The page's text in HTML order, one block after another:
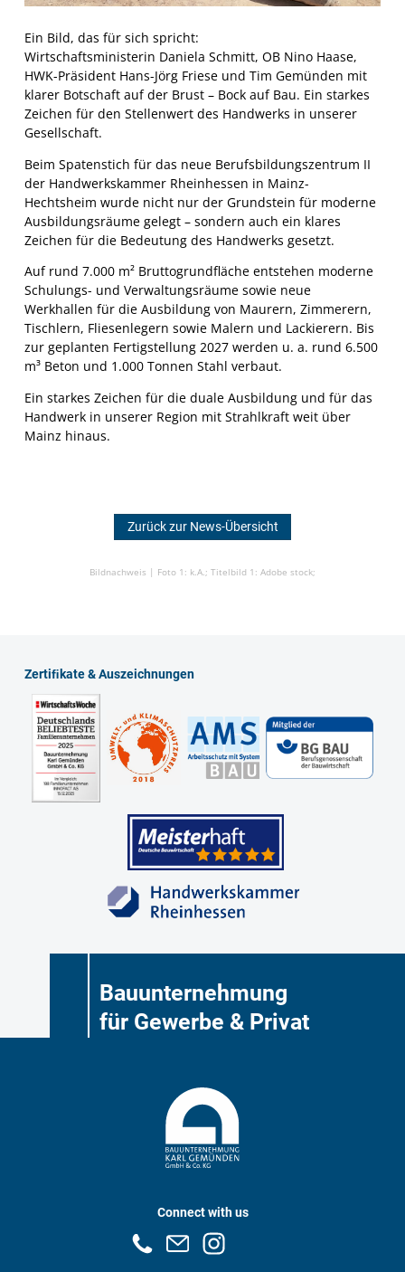
Ein Bild, das für sich spricht:
Wirtschaftsministerin Daniela Schmitt, OB Nino Haase,
HWK-Präsident Hans-Jörg Friese und Tim Gemünden mit
klarer Botschaft auf der Brust – Bock auf Bau. Ein starkes
Zeichen für den Stellenwert des Handwerks in unserer
Gesellschaft.
Beim Spatenstich für das neue Berufsbildungszentrum II
der Handwerkskammer Rheinhessen in Mainz-
Hechtsheim wurde nicht nur der Grundstein für moderne
Ausbildungsräume gelegt – sondern auch ein klares
Zeichen für die Bedeutung des Handwerks gesetzt.
Auf rund 7.000 m² Bruttogrundfläche entstehen moderne
Schulungs- und Verwaltungsräume sowie neue
Werkhallen für die Ausbildung von Maurern, Zimmerern,
Tischlern, Fliesenlegern sowie Malern und Lackierern. Bis
zur geplanten Fertigstellung 2027 werden u. a. rund 6.500
m³ Beton und 1.000 Tonnen Stahl verbaut.
Ein starkes Zeichen für die duale Ausbildung und für das
Handwerk in unserer Region mit Strahlkraft weit über
Mainz hinaus.
Zurück zur News-Übersicht
Bildnachweis | Foto 1: k.A.; Titelbild 1: Adobe stock;
Zertiﬁkate & Auszeichnungen
Bauunternehmung
für Gewerbe & Privat
Connect with us